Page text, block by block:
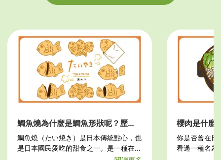
鯛魚燒為什麼是鯛魚形狀呢？歷史
鯛魚燒（たい焼き）是日本傳統點心，也
是日本國民愛吃的甜食之一。是一種在鯛
櫻肉是什麼
你是否曾在日
看過一種名為